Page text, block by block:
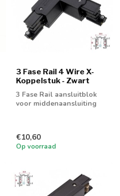
3 Fase Rail 4 Wire X-
Koppelstuk - Zwart
3 Fase Rail aansluitblok
voor middenaansluiting
€10,60
Op voorraad